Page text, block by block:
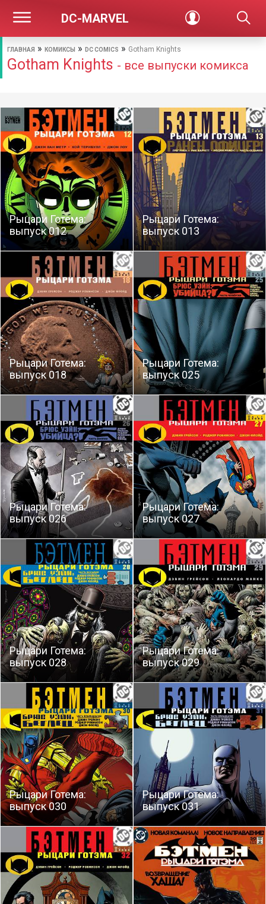
DC-MARVEL
ГЛАВНАЯ » КОМИКСЫ » DC COMICS » Gotham Knights
Gotham Knights - все выпуски комикса
Рыцари Готема:
выпуск 012
Рыцари Готема:
выпуск 013
Рыцари Готема:
выпуск 018
Рыцари Готема:
выпуск 025
Рыцари Готема:
выпуск 026
Рыцари Готема:
выпуск 027
Рыцари Готема:
выпуск 028
Рыцари Готема:
выпуск 029
Рыцари Готема:
выпуск 030
Рыцари Готема:
выпуск 031